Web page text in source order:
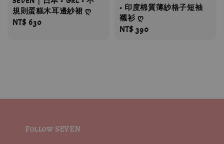
規則蛋糕木耳邊紗裙 ღ
Regular
NT$ 630
• 印度棉質薄紗格子短袖
襯衫 ღ
Regular
NT$ 390
Follow SEVEN